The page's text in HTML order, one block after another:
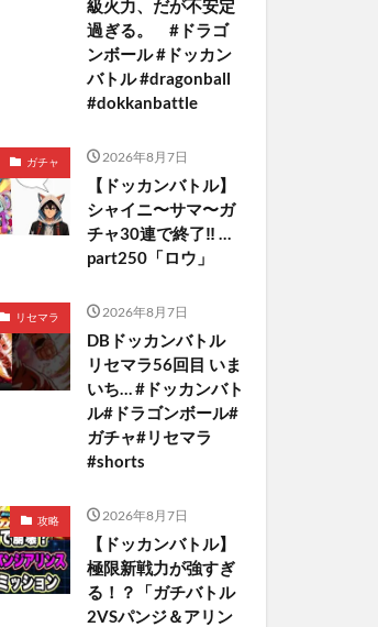
級火力、だが不安定
過ぎる。 #ドラゴ
ンボール #ドッカン
バトル #dragonball
#dokkanbattle
ガチャ 2026年8月7日
【ドッカンバトル】
シャイニ〜サマ〜ガ
チャ30連で終了‼︎ …
part250「ロウ」
リセマラ 2026年8月7日
DBドッカンバトル
リセマラ56回目 いま
いち… #ドッカンバト
ル#ドラゴンボール#
ガチャ#リセマラ
#shorts
攻略 2026年8月7日
【ドッカンバトル】
極限新戦力が強すぎ
る！？「ガチバトル
2VSパンジ＆アリン